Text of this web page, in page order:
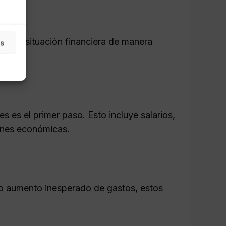
su situación financiera de manera
es el primer paso. Esto incluye salarios,
económicas.
inesperado de gastos, estos